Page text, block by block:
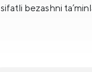
sifatli bezashni